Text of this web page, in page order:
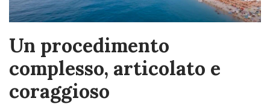
Un procedimento
complesso, articolato e
coraggioso